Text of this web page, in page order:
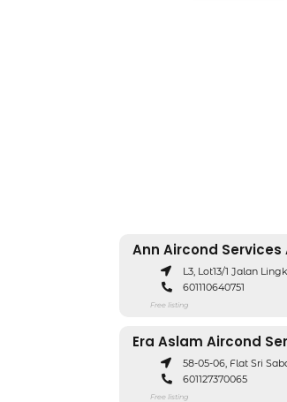
Ann Aircond
L3, Lot13/1 Jalan
601110640751
Free listing
Era Aslam Aircond
58-05-06, Flat Sri
601127370065
Free listing